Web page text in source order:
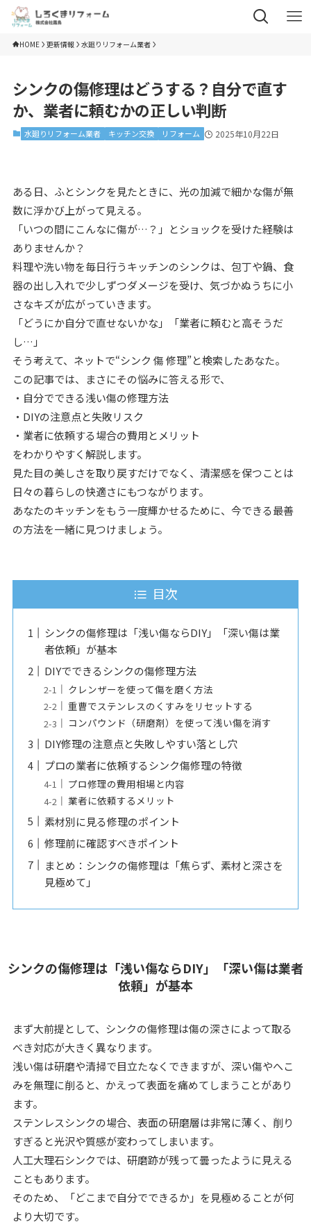
HOME 更新情報 水廻りリフォーム業者
シンクの傷修理はどうする？自分で直す
か、業者に頼むかの正しい判断
水廻りリフォーム業者 キッチン交換 リフォーム 2025年10月22日
ある日、ふとシンクを見たときに、光の加減で細かな傷が無
数に浮かび上がって見える。
「いつの間にこんなに傷が…？」とショックを受けた経験は
ありませんか？
料理や洗い物を毎日行うキッチンのシンクは、包丁や鍋、食
器の出し入れで少しずつダメージを受け、気づかぬうちに小
さなキズが広がっていきます。
「どうにか自分で直せないかな」「業者に頼むと高そうだ
し…」
そう考えて、ネットで“シンク 傷 修理”と検索したあなた。
この記事では、まさにその悩みに答える形で、
・自分でできる浅い傷の修理方法
・DIYの注意点と失敗リスク
・業者に依頼する場合の費用とメリット
をわかりやすく解説します。
見た目の美しさを取り戻すだけでなく、清潔感を保つことは
日々の暮らしの快適さにもつながります。
あなたのキッチンをもう一度輝かせるために、今できる最善
の方法を一緒に見つけましょう。
目次
シンクの傷修理は「浅い傷ならDIY」「深い傷は業
者依頼」が基本
DIYでできるシンクの傷修理方法
クレンザーを使って傷を磨く方法
重曹でステンレスのくすみをリセットする
コンパウンド（研磨剤）を使って浅い傷を消す
DIY修理の注意点と失敗しやすい落とし穴
プロの業者に依頼するシンク傷修理の特徴
プロ修理の費用相場と内容
業者に依頼するメリット
素材別に見る修理のポイント
修理前に確認すべきポイント
まとめ：シンクの傷修理は「焦らず、素材と深さを
見極めて」
シンクの傷修理は「浅い傷ならDIY」「深い傷は業者
依頼」が基本
まず大前提として、シンクの傷修理は傷の深さによって取る
べき対応が大きく異なります。
浅い傷は研磨や清掃で目立たなくできますが、深い傷やへこ
みを無理に削ると、かえって表面を痛めてしまうことがあり
ます。
ステンレスシンクの場合、表面の研磨層は非常に薄く、削り
すぎると光沢や質感が変わってしまいます。
人工大理石シンクでは、研磨跡が残って曇ったように見える
こともあります。
そのため、「どこまで自分でできるか」を見極めることが何
より大切です。